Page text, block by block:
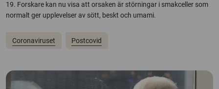
19. Forskare kan nu visa att orsaken är störningar i smakceller som
normalt ger upplevelser av sött, beskt och umami.
Coronaviruset Postcovid